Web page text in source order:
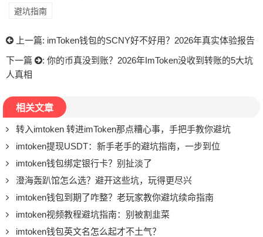
避坑指南
上一篇: imToken钱包的SCNY好不好用？2026年真实体验报告
下一篇
: 你的币真没到账？2026年ImToken没收到转账的5大坑
人真相
相关文章
转入imtoken 转进imToken那点糟心事，手把手教你避坑
imtoken提现USDT：新手老手的避坑指南，一步到位
imtoken钱包绑定银行卡？别扯淡了
澄海轰趴馆怎么选？避开这些坑，玩得更尽兴
imtoken钱包到期了咋整？老玩家教你避坑续命指南
imtoken视频教程避坑指南：别被割韭菜
imtoken钱包英文名怎么起才不土气？